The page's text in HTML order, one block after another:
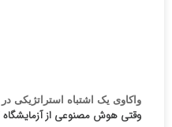
واکاوی یک اشتباه استراتژیکی
وقتی هوش مصنوعی از